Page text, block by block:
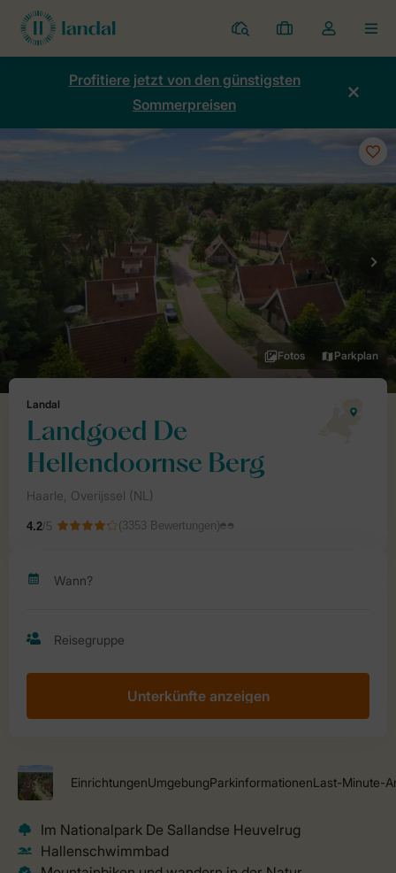
Ferienparks
Meine
Buchungen
Dropdown-
Menü
Kontos
Profitiere jetzt von den günstigsten
Sommerpreisen
Unterkünfte anzeigen